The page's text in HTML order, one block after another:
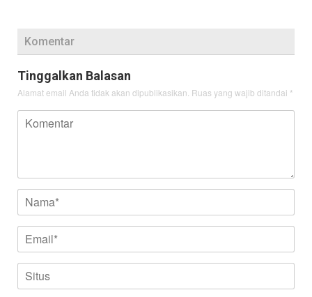
Komentar
Tinggalkan Balasan
Alamat email Anda tidak akan dipublikasikan. Ruas yang wajib ditandai *